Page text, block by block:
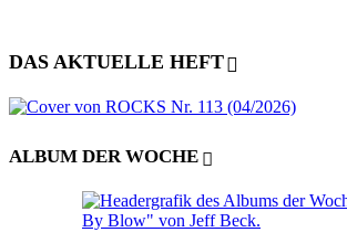
DAS AKTUELLE HEFT
ALBUM DER WOCHE